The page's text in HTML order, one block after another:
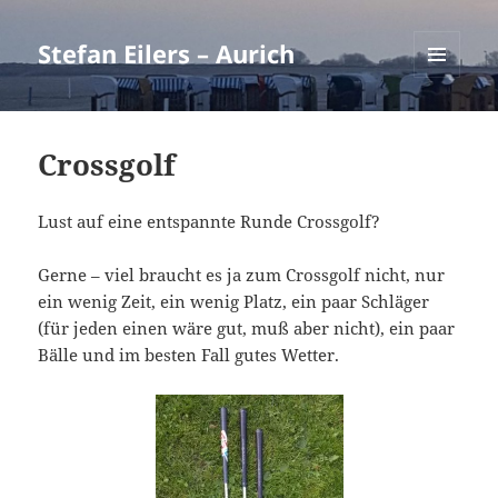
Stefan Eilers – Aurich
MENÜ
Crossgolf
Lust auf eine entspannte Runde Crossgolf?
Gerne – viel braucht es ja zum Crossgolf nicht, nur
ein wenig Zeit, ein wenig Platz, ein paar Schläger
(für jeden einen wäre gut, muß aber nicht), ein paar
Bälle und im besten Fall gutes Wetter.